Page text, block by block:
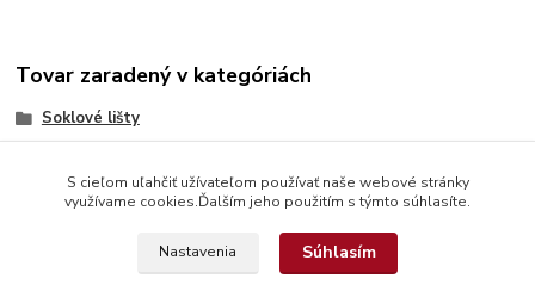
Tovar zaradený v kategóriách
Soklové lišty
S cieľom uľahčiť užívateľom používať naše webové stránky
využívame cookies.Ďalším jeho použitím s týmto súhlasíte.
Nastavenia Súhlasím